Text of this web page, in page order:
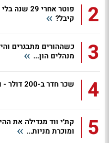
2
קיבל?
3
כשההורים מתבגרים
מנהלים הון...
4 שכר חדר ב-200 דולר - וזכה במחצית מדירת המנוחה
5
ומוכרת מניות...